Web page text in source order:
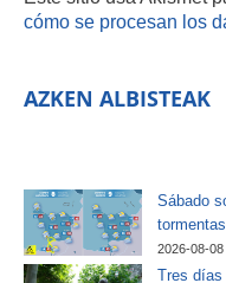
cómo se procesan los
AZKEN ALBISTEAK
Sábado
tormentas
2026-08-08
Tres días